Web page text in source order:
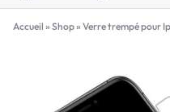
Accueil » Shop» Verre trempé pour